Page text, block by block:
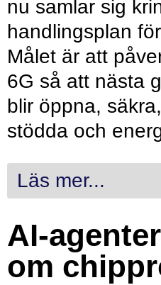
nu samlar sig
handlingsplan
Målet är att
6G så att nästa
blir öppna,
stödda och
Läs mer...
AI-
om